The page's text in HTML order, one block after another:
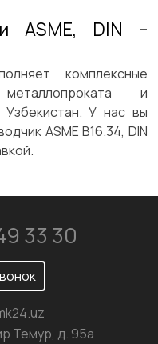
ASME, DIN –
комплексные
и
У нас вы
ASME B16.34, DIN
33 30
Темур, д. 95а